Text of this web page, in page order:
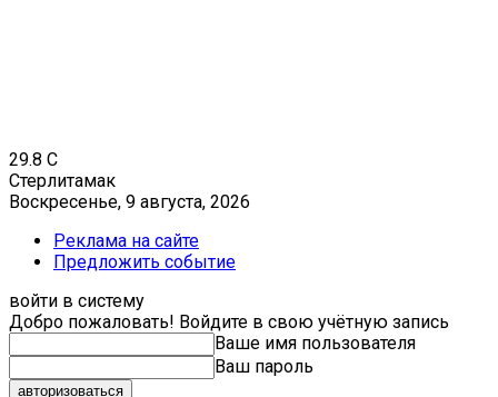
29.8 C
Стерлитамак
Воскресенье, 9 августа, 2026
Реклама на сайте
Предложить событие
войти в систему
Добро пожаловать! Войдите в свою учётную запись
Ваше имя пользователя
Ваш пароль